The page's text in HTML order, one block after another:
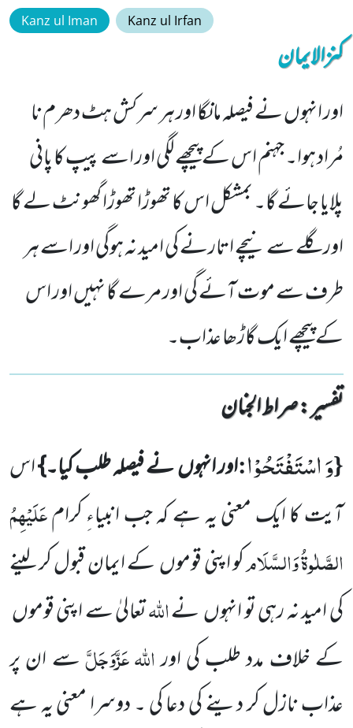
Kanz ul Iman Kanz ul Irfan
کنزالایمان
اور انہوں نے فیصلہ مانگا اور ہر سرکش ہٹ دھرم نا
مُراد ہوا۔ جہنم اس کے پیچھے لگی اور اسے پیپ کا پانی
پلایا جائے گا۔ بمشکل اس کا تھوڑا تھوڑا گھونٹ لے گا
اور گلے سے نیچے اتارنے کی امید نہ ہوگی اور اسے ہر
طرف سے موت آئے گی اور مرے گا نہیں اور اس
کے پیچھے ایک گاڑھا عذاب۔
تفسیر : ‎صراط الجنان
{وَ اسْتَفْتَحُوْا:اور انہوںنے فیصلہ طلب کیا۔}اس
آیت کا ایک معنی یہ ہے کہ جب انبیاءِ کرامعَلَیْہِمُ
الصَّلٰوۃُ وَالسَّلَامکو اپنی قوموںکے ایمان قبول کر لینے
کی امید نہ رہی تو انہوںنےاللّٰہتعالیٰ سے اپنی قوموں
کے خلاف مدد طلب کی اوراللّٰہعَزَّوَجَلَّسے ان پر
عذاب نازل کر دینے کی دعا کی ۔ دوسرا معنی یہ ہے